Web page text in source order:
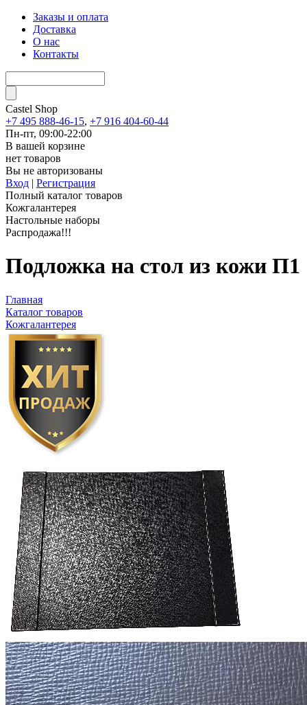
Заказы и оплата
Доставка
О нас
Контакты
Castel Shop
+7 495 888-46-15, +7 916 404-60-44
Пн-пт, 09:00-22:00
В вашей корзине
нет товаров
Вы не авторизованы
Вход | Регистрация
Полный каталог товаров
Кожгалантерея
Настольные наборы
Распродажа!!!
Подложка на стол из кожи П1
Главная
Каталог товаров
Кожгалантерея